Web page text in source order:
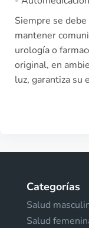
Siempre se
mantener
urología o
original, en
luz, garantiza su
Categorías
Salud
Salud